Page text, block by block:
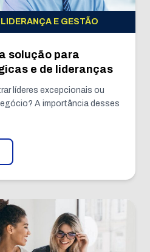
LIDERANÇA E GESTÃO
solução para
e de lideranças
líderes excepcionais ou
A importância desses